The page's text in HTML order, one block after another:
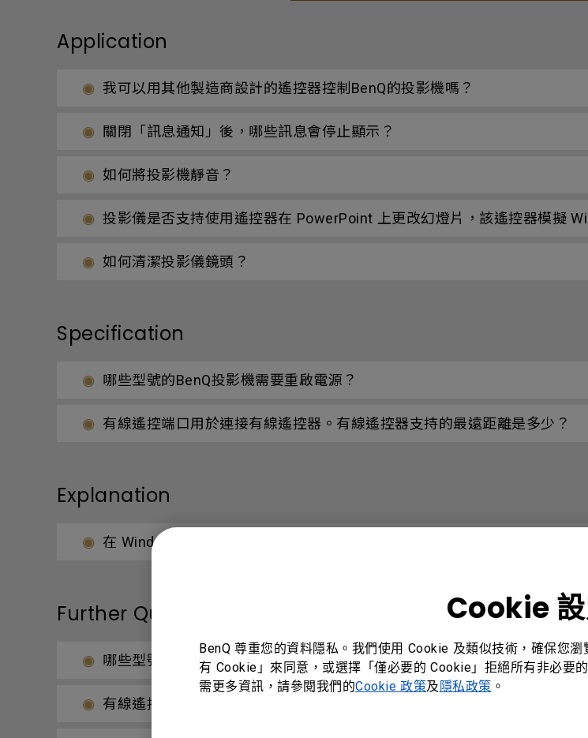
Cookie
BenQ 尊重您的資料隱私。我們使用 Cookie 及類似技術，確保您
有 Cookie」來同意，或選擇「僅必要的 Cookie」拒絕所有非必要
需更多資訊，請參閱我們的Cookie 政策及 隱私政策 。
Application
我可以用其他製造商設計的遙控器控制BenQ的投影機嗎？
關閉「訊息通知」後，哪些訊息會停止顯示？
如何將投影機靜音？
投影儀是否支持使用遙控器在 PowerPoint 上更改幻燈片，該遙控器模擬
如何清潔投影儀鏡頭？
Specification
哪些型號的BenQ投影機需要重啟電源？
有線遙控端口用於連接有線遙控器。有線遙控器支持的最遠距離是多少？
Explanation
在 Windows 中應用複制模式時，如果我的投影屏幕縮小了怎麼辦？
Further Query
哪些型號的BenQ投影機需要重啟電源？
有線遙控端口用於連接有線遙控器。有線遙控器支持的最遠距離是多少？